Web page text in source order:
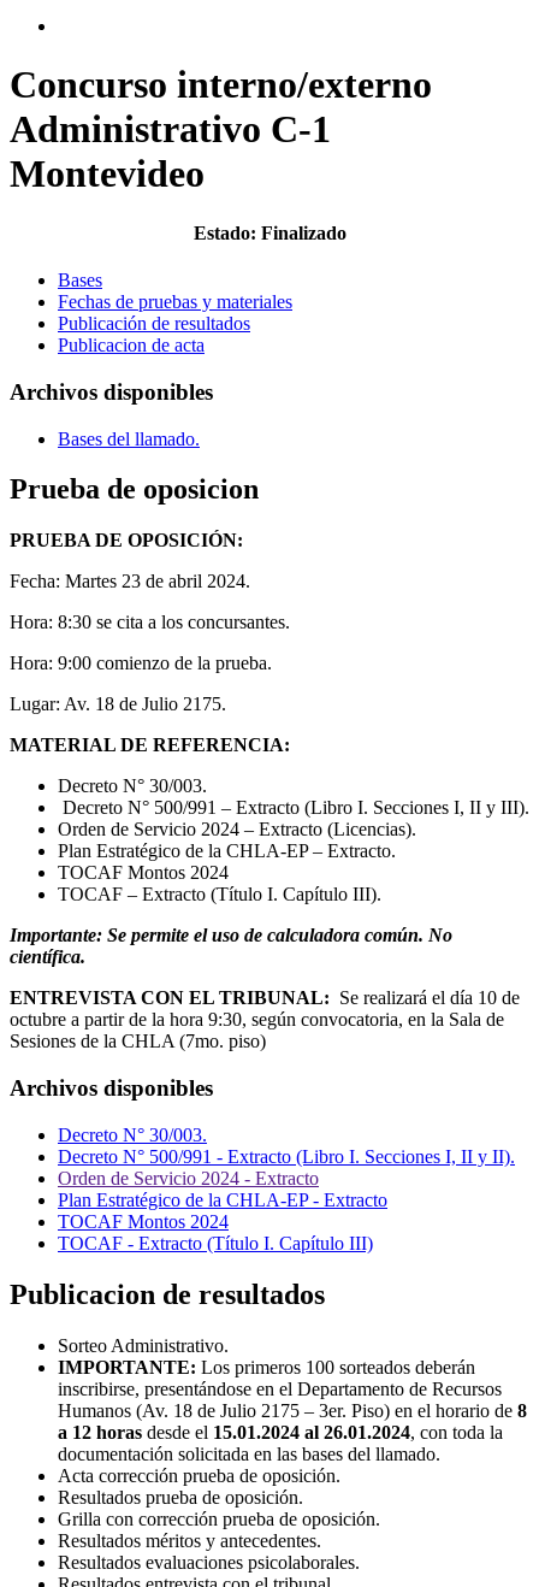
Concurso interno/externo
Administrativo C-1
Montevideo
Estado: Finalizado
Bases
Fechas de pruebas y materiales
Publicación de resultados
Publicacion de acta
Archivos disponibles
Bases del llamado.
Prueba de oposicion
PRUEBA DE OPOSICIÓN:
Fecha: Martes 23 de abril 2024.
Hora: 8:30 se cita a los concursantes.
Hora: 9:00 comienzo de la prueba.
Lugar: Av. 18 de Julio 2175.
MATERIAL DE REFERENCIA:
Decreto N° 30/003.
Decreto N° 500/991 – Extracto (Libro I. Secciones I, II y III).
Orden de Servicio 2024 – Extracto (Licencias).
Plan Estratégico de la CHLA-EP – Extracto.
TOCAF Montos 2024
TOCAF – Extracto (Título I. Capítulo III).
Importante: Se permite el uso de calculadora común. No
científica.
ENTREVISTA CON EL TRIBUNAL: Se realizará el día 10 de
octubre a partir de la hora 9:30, según convocatoria, en la Sala de
Sesiones de la CHLA (7mo. piso)
Archivos disponibles
Decreto N° 30/003.
Decreto N° 500/991 - Extracto (Libro I. Secciones I, II y II).
Orden de Servicio 2024 - Extracto
Plan Estratégico de la CHLA-EP - Extracto
TOCAF Montos 2024
TOCAF - Extracto (Título I. Capítulo III)
Publicacion de resultados
Sorteo Administrativo.
IMPORTANTE: Los primeros 100 sorteados deberán
inscribirse, presentándose en el Departamento de Recursos
Humanos (Av. 18 de Julio 2175 – 3er. Piso) en el horario de 8
a 12 horas desde el 15.01.2024 al 26.01.2024, con toda la
documentación solicitada en las bases del llamado.
Acta corrección prueba de oposición.
Resultados prueba de oposición.
Grilla con corrección prueba de oposición.
Resultados méritos y antecedentes.
Resultados evaluaciones psicolaborales.